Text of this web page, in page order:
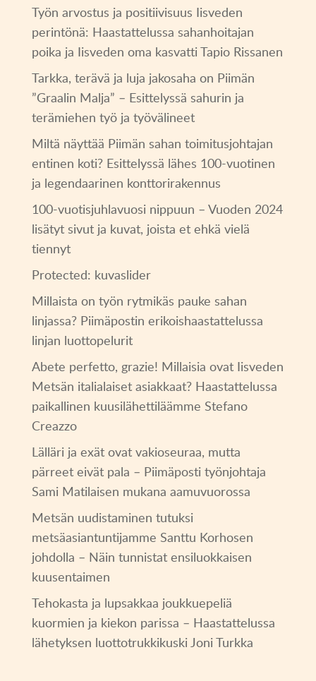
Työn arvostus ja positiivisuus Iisveden
perintönä: Haastattelussa sahanhoitajan
poika ja Iisveden oma kasvatti Tapio Rissanen
Tarkka, terävä ja luja jakosaha on Piimän
”Graalin Malja” – Esittelyssä sahurin ja
terämiehen työ ja työvälineet
Miltä näyttää Piimän sahan toimitusjohtajan
entinen koti? Esittelyssä lähes 100-vuotinen
ja legendaarinen konttorirakennus
100-vuotisjuhlavuosi nippuun – Vuoden 2024
lisätyt sivut ja kuvat, joista et ehkä vielä
tiennyt
Protected: kuvaslider
Millaista on työn rytmikäs pauke sahan
linjassa? Piimäpostin erikoishaastattelussa
linjan luottopelurit
Abete perfetto, grazie! Millaisia ovat Iisveden
Metsän italialaiset asiakkaat? Haastattelussa
paikallinen kuusilähettiläämme Stefano
Creazzo
Lälläri ja exät ovat vakioseuraa, mutta
pärreet eivät pala – Piimäposti työnjohtaja
Sami Matilaisen mukana aamuvuorossa
Metsän uudistaminen tutuksi
metsäasiantuntijamme Santtu Korhosen
johdolla – Näin tunnistat ensiluokkaisen
kuusentaimen
Tehokasta ja lupsakkaa joukkuepeliä
kuormien ja kiekon parissa – Haastattelussa
lähetyksen luottotrukkikuski Joni Turkka